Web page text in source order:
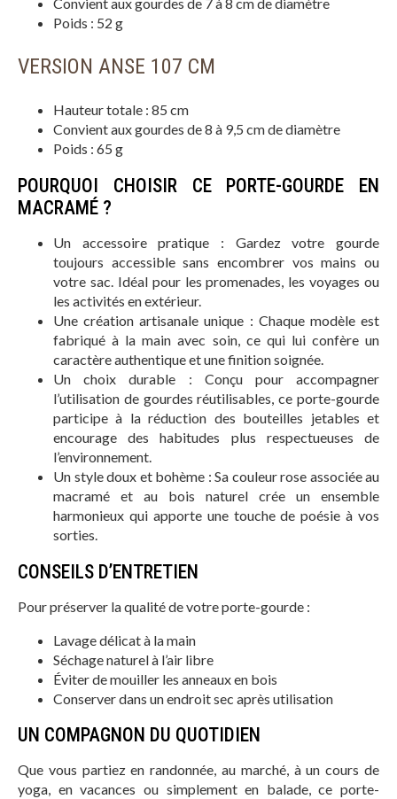
Convient aux gourdes de 7 à 8 cm de diamètre
Poids : 52 g
VERSION ANSE 107 CM
Hauteur totale : 85 cm
Convient aux gourdes de 8 à 9,5 cm de diamètre
Poids : 65 g
POURQUOI CHOISIR CE PORTE-GOURDE EN
MACRAMÉ ?
Un accessoire pratique : Gardez votre gourde
toujours accessible sans encombrer vos mains ou
votre sac. Idéal pour les promenades, les voyages ou
les activités en extérieur.
Une création artisanale unique : Chaque modèle est
fabriqué à la main avec soin, ce qui lui confère un
caractère authentique et une finition soignée.
Un choix durable : Conçu pour accompagner
l’utilisation de gourdes réutilisables, ce porte-gourde
participe à la réduction des bouteilles jetables et
encourage des habitudes plus respectueuses de
l’environnement.
Un style doux et bohème : Sa couleur rose associée au
macramé et au bois naturel crée un ensemble
harmonieux qui apporte une touche de poésie à vos
sorties.
CONSEILS D’ENTRETIEN
Pour préserver la qualité de votre porte-gourde :
Lavage délicat à la main
Séchage naturel à l’air libre
Éviter de mouiller les anneaux en bois
Conserver dans un endroit sec après utilisation
UN COMPAGNON DU QUOTIDIEN
Que vous partiez en randonnée, au marché, à un cours de
yoga, en vacances ou simplement en balade, ce porte-